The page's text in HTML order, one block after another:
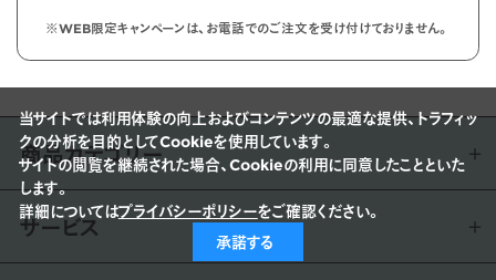
※WEB限定キャンペーンは、お電話でのご注文を受け付けておりません。
商品カテゴリー
サービス
当サイトでは利用体験の向上およびコンテンツの最適な提供、トラフィッ
クの分析を目的としてCookieを使用しています。
サイトの閲覧を継続された場合、Cookieの利用に同意したことといた
します。
詳細についてはプライバシーポリシーをご確認ください。
承諾する